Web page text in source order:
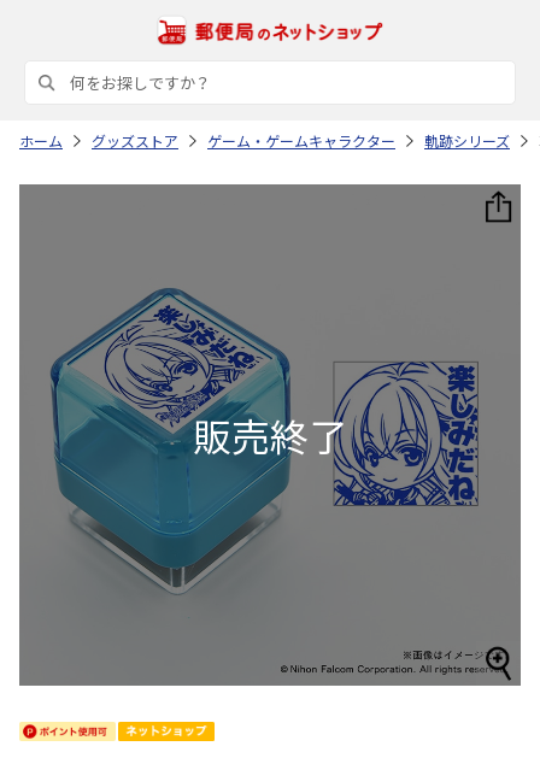
ホーム グッズストア ゲーム・ゲームキャラクター 軌跡シリーズ